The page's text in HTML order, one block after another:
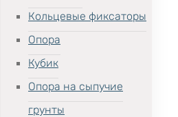
Кольцевые фиксаторы
Опора
Кубик
Опора на сыпучие
грунты